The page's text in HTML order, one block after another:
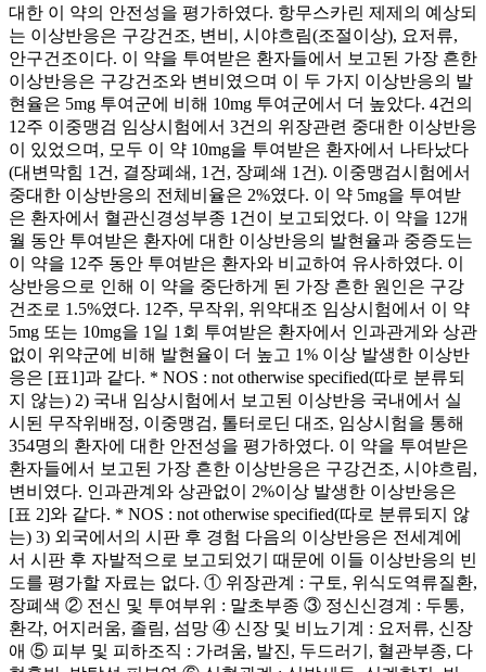
대한 이 약의 안전성을 평가하였다. 항무스카린 제제의 예상되
는 이상반응은 구강건조, 변비, 시야흐림(조절이상), 요저류,
안구건조이다. 이 약을 투여받은 환자들에서 보고된 가장 흔한
이상반응은 구강건조와 변비였으며 이 두 가지 이상반응의 발
현율은 5mg 투여군에 비해 10mg 투여군에서 더 높았다. 4건의
12주 이중맹검 임상시험에서 3건의 위장관련 중대한 이상반응
이 있었으며, 모두 이 약 10mg을 투여받은 환자에서 나타났다
(대변막힘 1건, 결장폐쇄, 1건, 장폐쇄 1건). 이중맹검시험에서
중대한 이상반응의 전체비율은 2%였다. 이 약 5mg을 투여받
은 환자에서 혈관신경성부종 1건이 보고되었다. 이 약을 12개
월 동안 투여받은 환자에 대한 이상반응의 발현율과 중증도는
이 약을 12주 동안 투여받은 환자와 비교하여 유사하였다. 이
상반응으로 인해 이 약을 중단하게 된 가장 흔한 원인은 구강
건조로 1.5%였다. 12주, 무작위, 위약대조 임상시험에서 이 약
5mg 또는 10mg을 1일 1회 투여받은 환자에서 인과관게와 상관
없이 위약군에 비해 발현율이 더 높고 1% 이상 발생한 이상반
응은 [표1]과 같다. * NOS : not otherwise specified(따로 분류되
지 않는) 2) 국내 임상시험에서 보고된 이상반응 국내에서 실
시된 무작위배정, 이중맹검, 톨터로딘 대조, 임상시험을 통해
354명의 환자에 대한 안전성을 평가하였다. 이 약을 투여받은
환자들에서 보고된 가장 흔한 이상반응은 구강건조, 시야흐림,
변비였다. 인과관계와 상관없이 2%이상 발생한 이상반응은
[표 2]와 같다. * NOS : not otherwise specified(따로 분류되지 않
는) 3) 외국에서의 시판 후 경험 다음의 이상반응은 전세계에
서 시판 후 자발적으로 보고되었기 때문에 이들 이상반응의 빈
도를 평가할 자료는 없다. ① 위장관계 : 구토, 위식도역류질환,
장폐색 ② 전신 및 투여부위 : 말초부종 ③ 정신신경계 : 두통,
환각, 어지러움, 졸림, 섬망 ④ 신장 및 비뇨기계 : 요저류, 신장
애 ⑤ 피부 및 피하조직 : 가려움, 발진, 두드러기, 혈관부종, 다